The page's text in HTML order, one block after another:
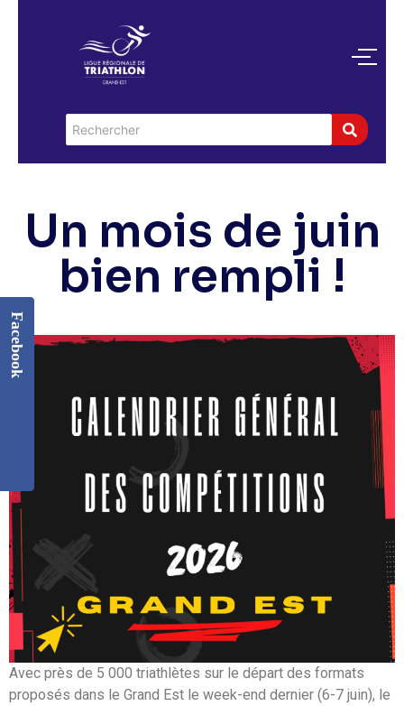
Un mois de juin
bien rempli !
Avec près de 5 000 triathlètes sur le départ des formats
proposés dans le Grand Est le week-end dernier (6-7 juin), le
Facebook